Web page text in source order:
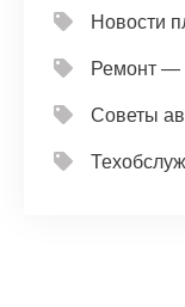
Новости
Ремонт —
Советы